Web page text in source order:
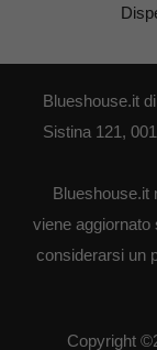
Blueshouse.it
Sistina 121,
Blueshouse.it
viene aggiornato
considerarsi un
Copyright